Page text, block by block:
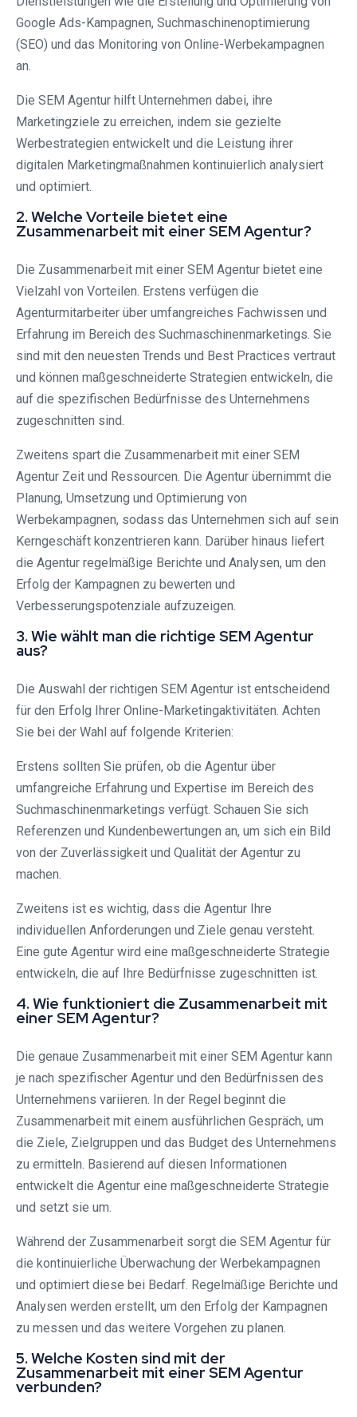
Google Ads-Kampagnen, Suchmaschinenoptimierung
(SEO) und das Monitoring von Online-Werbekampagnen
an.
Die SEM Agentur hilft Unternehmen dabei, ihre
Marketingziele zu erreichen, indem sie gezielte
Werbestrategien entwickelt und die Leistung ihrer
digitalen Marketingmaßnahmen kontinuierlich analysiert
und optimiert.
2. Welche Vorteile bietet eine
Zusammenarbeit mit einer SEM Agentur?
Die Zusammenarbeit mit einer SEM Agentur bietet eine
Vielzahl von Vorteilen. Erstens verfügen die
Agenturmitarbeiter über umfangreiches Fachwissen und
Erfahrung im Bereich des Suchmaschinenmarketings. Sie
sind mit den neuesten Trends und Best Practices vertraut
und können maßgeschneiderte Strategien entwickeln, die
auf die spezifischen Bedürfnisse des Unternehmens
zugeschnitten sind.
Zweitens spart die Zusammenarbeit mit einer SEM
Agentur Zeit und Ressourcen. Die Agentur übernimmt die
Planung, Umsetzung und Optimierung von
Werbekampagnen, sodass das Unternehmen sich auf sein
Kerngeschäft konzentrieren kann. Darüber hinaus liefert
die Agentur regelmäßige Berichte und Analysen, um den
Erfolg der Kampagnen zu bewerten und
Verbesserungspotenziale aufzuzeigen.
3. Wie wählt man die richtige SEM Agentur
aus?
Die Auswahl der richtigen SEM Agentur ist entscheidend
für den Erfolg Ihrer Online-Marketingaktivitäten. Achten
Sie bei der Wahl auf folgende Kriterien:
Erstens sollten Sie prüfen, ob die Agentur über
umfangreiche Erfahrung und Expertise im Bereich des
Suchmaschinenmarketings verfügt. Schauen Sie sich
Referenzen und Kundenbewertungen an, um sich ein Bild
von der Zuverlässigkeit und Qualität der Agentur zu
machen.
Zweitens ist es wichtig, dass die Agentur Ihre
individuellen Anforderungen und Ziele genau versteht.
Eine gute Agentur wird eine maßgeschneiderte Strategie
entwickeln, die auf Ihre Bedürfnisse zugeschnitten ist.
4. Wie funktioniert die Zusammenarbeit mit
einer SEM Agentur?
Die genaue Zusammenarbeit mit einer SEM Agentur kann
je nach spezifischer Agentur und den Bedürfnissen des
Unternehmens variieren. In der Regel beginnt die
Zusammenarbeit mit einem ausführlichen Gespräch, um
die Ziele, Zielgruppen und das Budget des Unternehmens
zu ermitteln. Basierend auf diesen Informationen
entwickelt die Agentur eine maßgeschneiderte Strategie
und setzt sie um.
Während der Zusammenarbeit sorgt die SEM Agentur für
die kontinuierliche Überwachung der Werbekampagnen
und optimiert diese bei Bedarf. Regelmäßige Berichte und
Analysen werden erstellt, um den Erfolg der Kampagnen
zu messen und das weitere Vorgehen zu planen.
5. Welche Kosten sind mit der
Zusammenarbeit mit einer SEM Agentur
verbunden?